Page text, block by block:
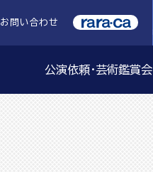
お問い合わせ
公演依頼・芸術鑑賞会